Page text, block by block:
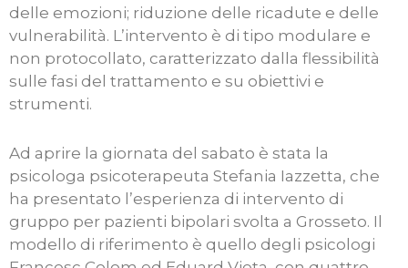
delle emozioni; riduzione delle ricadute e delle
vulnerabilità. L’intervento è di tipo modulare e
non protocollato, caratterizzato dalla flessibilità
sulle fasi del trattamento e su obiettivi e
strumenti.
Ad aprire la giornata del sabato è stata la
psicologa psicoterapeuta Stefania Iazzetta, che
ha presentato l’esperienza di intervento di
gruppo per pazienti bipolari svolta a Grosseto. Il
modello di riferimento è quello degli psicologi